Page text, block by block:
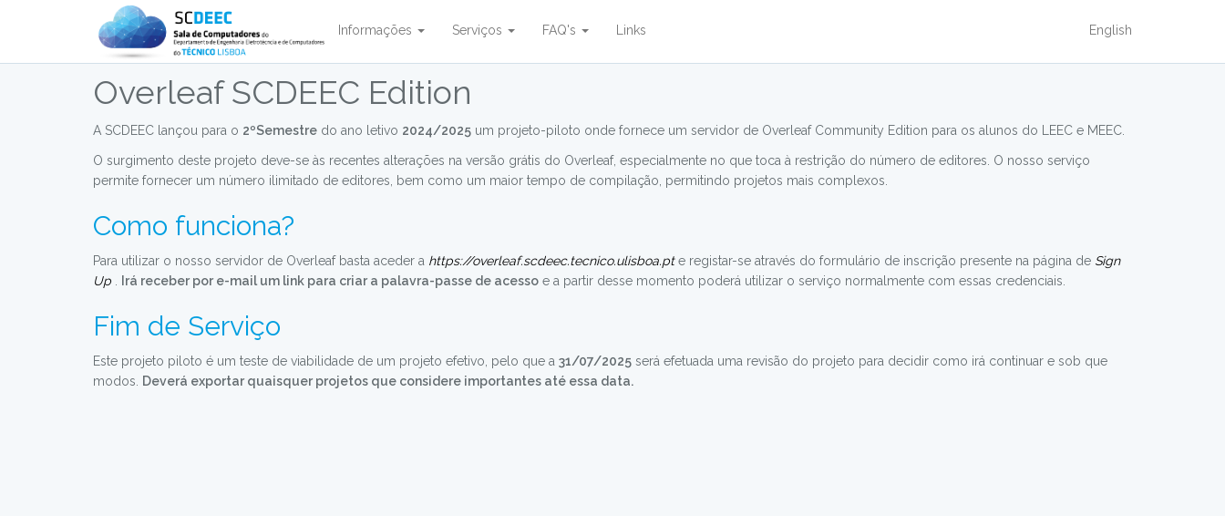
Informações Serviços FAQ's Links English
Overleaf SCDEEC Edition
A SCDEEC lançou para o 2ºSemestre do ano letivo 2024/2025 um projeto-piloto onde fornece um servidor de Overleaf Community Edition para os alunos do LEEC e MEEC.
O surgimento deste projeto deve-se às recentes alterações na versão grátis do Overleaf, especialmente no que toca à restrição do número de editores. O nosso serviço
permite fornecer um número ilimitado de editores, bem como um maior tempo de compilação, permitindo projetos mais complexos.
Como funciona?
Para utilizar o nosso servidor de Overleaf basta aceder a https://overleaf.scdeec.tecnico.ulisboa.pte registar-se através do formulário de inscrição presente na página de Sign
Up
Irá receber por e-mail um link para criar a palavra-passe de acesso e a partir desse momento poderá utilizar o serviço normalmente com essas credenciais.
Fim de Serviço
Este projeto piloto é um teste de viabilidade de um projeto efetivo, pelo que a 31/07/2025 será efetuada uma revisão do projeto para decidir como irá continuar e sob que
modos.
Deverá exportar quaisquer projetos que considere importantes até essa data.